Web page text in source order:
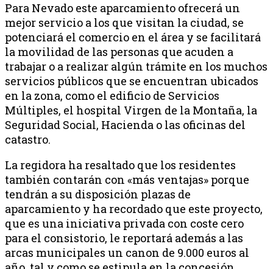
Para Nevado este aparcamiento ofrecerá un
mejor servicio a los que visitan la ciudad, se
potenciará el comercio en el área y se facilitará
la movilidad de las personas que acuden a
trabajar o a realizar algún trámite en los muchos
servicios públicos que se encuentran ubicados
en la zona, como el edificio de Servicios
Múltiples, el hospital Virgen de la Montaña, la
Seguridad Social, Hacienda o las oficinas del
catastro.
La regidora ha resaltado que los residentes
también contarán con «más ventajas» porque
tendrán a su disposición plazas de
aparcamiento y ha recordado que este proyecto,
que es una iniciativa privada con coste cero
para el consistorio, le reportará además a las
arcas municipales un canon de 9.000 euros al